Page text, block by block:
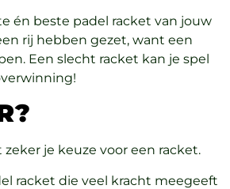
én beste padel racket van jouw
rij hebben gezet, want een
Een slecht racket kan je spel
je keuze voor een racket.
racket die veel kracht meegeeft